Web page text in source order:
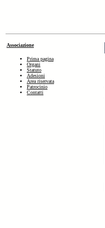
Associazione
Prima pagina
Organi
Statuto
Adesioni
Area riservata
Patrocinio
Contatti